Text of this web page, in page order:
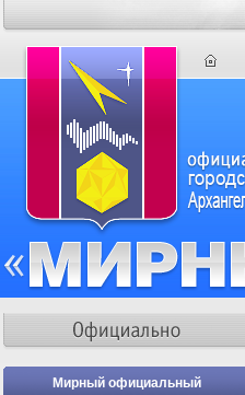
Мирный официальный